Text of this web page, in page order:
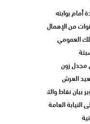
بوابته
من الإهمال
العمومي
مجدل زون
العرش
نقاط والتشهير بطالب
العامة